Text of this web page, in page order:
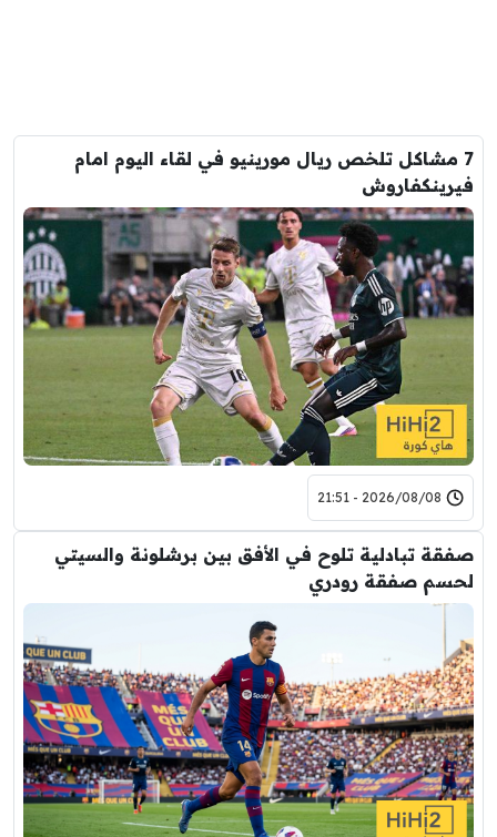
7 مشاكل تلخص ريال مورينيو في لقاء اليوم امام
فيرينكفاروش
2026/08/08 - 21:51
صفقة تبادلية تلوح في الأفق بين برشلونة والسيتي
لحسم صفقة رودري